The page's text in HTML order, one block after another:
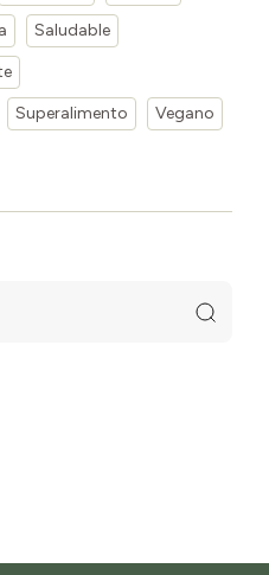
Saludable
Superalimento Vegano